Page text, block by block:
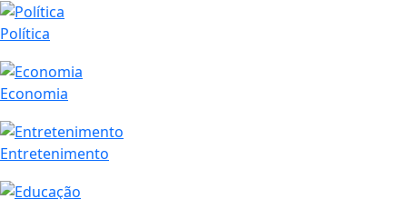
Política
Economia
Entretenimento